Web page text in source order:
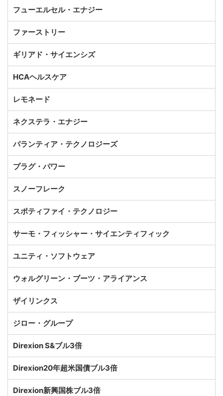
フューエルセル・エナジー
ファーストリー
ギリアド・サイエンシズ
HCAヘルスケア
レモネード
ネクステラ・エナジー
パランティア・テクノロジーズ
プラグ・パワー
スノーフレーク
スポティファイ・テクノロジー
サーモ・フィッシャー・サイエンティフィック
ユニティ・ソフトウェア
ウォルグリーン・ブーツ・アライアンス
ザイリンクス
ジロー・グループ
Direxion S&ブル3倍
Direxion20年超米国債ブル3倍
Direxion新興国株ブル3倍